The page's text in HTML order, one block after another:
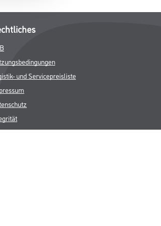
und Servicepreisliste